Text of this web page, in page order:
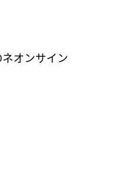
オンサイン